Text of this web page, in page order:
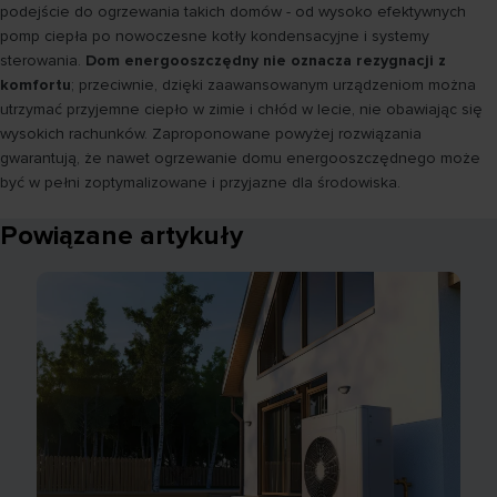
podejście do ogrzewania takich domów - od wysoko efektywnych
pomp ciepła po nowoczesne kotły kondensacyjne i systemy
sterowania. Dom energooszczędny nie oznacza rezygnacji z
komfortu; przeciwnie, dzięki zaawansowanym urządzeniom można
utrzymać przyjemne ciepło w zimie i chłód w lecie, nie obawiając się
wysokich rachunków. Zaproponowane powyżej rozwiązania
gwarantują, że nawet ogrzewanie domu energooszczędnego może
być w pełni zoptymalizowane i przyjazne dla środowiska.
Powiązane artykuły